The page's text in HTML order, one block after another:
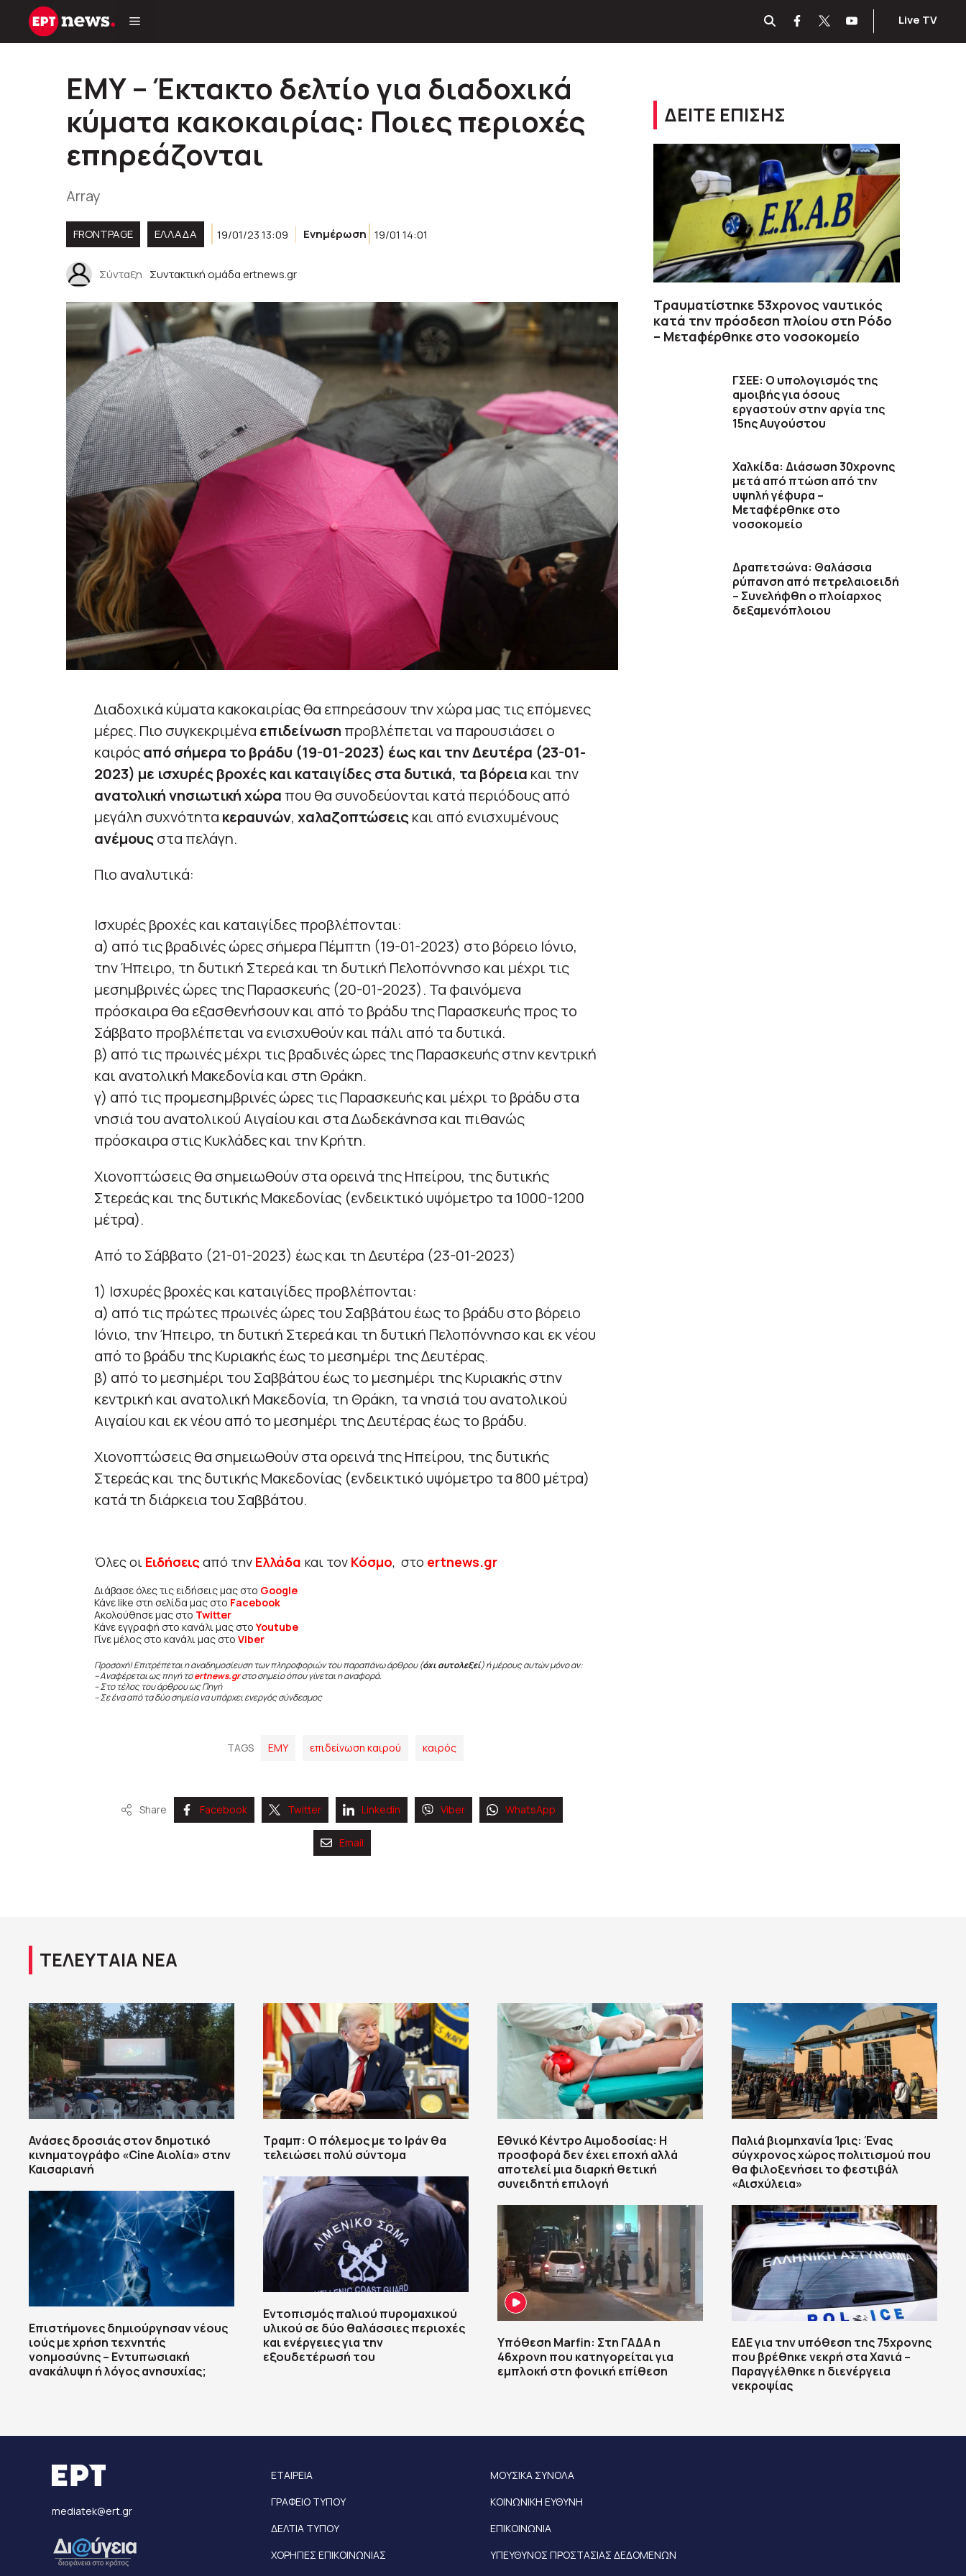
Μετάβαση
Live TV
ΕΜΥ – Έκτακτο δελτίο για διαδοχικά
κύματα κακοκαιρίας: Ποιες περιοχές
επηρεάζονται
Array
FRONTPAGE ΕΛΛΑΔΑ 19/01/23 13:09 Ενημέρωση 19/01 14:01
Σύνταξη Συντακτική ομάδα ertnews.gr
Διαδοχικά κύματα κακοκαιρίας θα επηρεάσουν την χώρα μας τις επόμενες
μέρες. Πιο συγκεκριμένα επιδείνωση προβλέπεται να παρουσιάσει ο
καιρόςαπό σήμερα το βράδυ (19-01-2023) έως και την Δευτέρα (23-01-
2023) με ισχυρές βροχές και καταιγίδες στα δυτικά, τα βόρεια και την
ανατολική νησιωτική χώρα που θα συνοδεύονται κατά περιόδους από
μεγάλη συχνότητα κεραυνών, χαλαζοπτώσειςκαι από ενισχυμένους
ανέμουςστα πελάγη.
Πιο αναλυτικά:
Ισχυρές βροχές και καταιγίδες προβλέπονται:
α) από τις βραδινές ώρες σήμερα Πέμπτη (19-01-2023) στο βόρειο Ιόνιο,
την Ήπειρο, τη δυτική Στερεά και τη δυτική Πελοπόννησο και μέχρι τις
μεσημβρινές ώρες της Παρασκευής (20-01-2023). Τα φαινόμενα
πρόσκαιρα θα εξασθενήσουν και από το βράδυ της Παρασκευής προς το
Σάββατο προβλέπεται να ενισχυθούν και πάλι από τα δυτικά.
β) από τις πρωινές μέχρι τις βραδινές ώρες της Παρασκευής στην κεντρική
και ανατολική Μακεδονία και στη Θράκη.
γ) από τις προμεσημβρινές ώρες τις Παρασκευής και μέχρι το βράδυ στα
νησιά του ανατολικού Αιγαίου και στα Δωδεκάνησα και πιθανώς
πρόσκαιρα στις Κυκλάδες και την Κρήτη.
Χιονοπτώσεις θα σημειωθούν στα ορεινά της Ηπείρου, της δυτικής
Στερεάς και της δυτικής Μακεδονίας (ενδεικτικό υψόμετρο τα 1000-1200
μέτρα).
Από το Σάββατο (21-01-2023) έως και τη Δευτέρα (23-01-2023)
1) Ισχυρές βροχές και καταιγίδες προβλέπονται:
α) από τις πρώτες πρωινές ώρες του Σαββάτου έως το βράδυ στο βόρειο
Ιόνιο, την Ήπειρο, τη δυτική Στερεά και τη δυτική Πελοπόννησο και εκ νέου
από το βράδυ της Κυριακής έως το μεσημέρι της Δευτέρας.
β) από το μεσημέρι του Σαββάτου έως το μεσημέρι της Κυριακής στην
κεντρική και ανατολική Μακεδονία, τη Θράκη, τα νησιά του ανατολικού
Αιγαίου και εκ νέου από το μεσημέρι της Δευτέρας έως το βράδυ.
Χιονοπτώσεις θα σημειωθούν στα ορεινά της Ηπείρου, της δυτικής
Στερεάς και της δυτικής Μακεδονίας (ενδεικτικό υψόμετρο τα 800 μέτρα)
κατά τη διάρκεια του Σαββάτου.
Όλες οι Ειδήσεις από την Ελλάδα και τον Κόσμο, στο ertnews.gr
Διάβασε όλες τις ειδήσεις μας στο Google
Κάνε like στη σελίδα μας στο Facebook
Ακολούθησε μας στο Twitter
Κάνε εγγραφή στο κανάλι μας στοYoutube
Γίνε μέλος στο κανάλι μας στο Viber
Προσοχή! Επιτρέπεται η αναδημοσίευση των πληροφοριών του παραπάνω άρθρου (όχι αυτολεξεί) ή μέρους αυτών μόνο αν:
– Αναφέρεται ως πηγή τοertnews.gr στο σημείο όπου γίνεται η αναφορά.
– Στο τέλος του άρθρου ως Πηγή
– Σε ένα από τα δύο σημεία να υπάρχει ενεργός σύνδεσμος
TAGS ΕΜΥ επιδείνωση καιρού καιρός
Share Facebook Twitter Linkedin Viber WhatsApp
Email
ΔΕΙΤΕ ΕΠΙΣΗΣ
Τραυματίστηκε 53χρονος ναυτικός
κατά την πρόσδεση πλοίου στη Ρόδο
– Μεταφέρθηκε στο νοσοκομείο
ΓΣΕΕ: Ο υπολογισμός της
αμοιβής για όσους
εργαστούν στην αργία της
15ης Αυγούστου
Χαλκίδα: Διάσωση 30χρονης
μετά από πτώση από την
υψηλή γέφυρα –
Μεταφέρθηκε στο
νοσοκομείο
Δραπετσώνα: Θαλάσσια
ρύπανση από πετρελαιοειδή
– Συνελήφθη ο πλοίαρχος
δεξαμενόπλοιου
ΤΕΛΕΥΤΑΙΑ ΝΕΑ
Ανάσες δροσιάς στον δημοτικό
κινηματογράφο «Cine Αιολία» στην
Καισαριανή
Επιστήμονες δημιούργησαν νέους
ιούς με χρήση τεχνητής
νοημοσύνης – Εντυπωσιακή
ανακάλυψη ή λόγος ανησυχίας;
Τραμπ: Ο πόλεμος με το Ιράν θα
τελειώσει πολύ σύντομα
Εντοπισμός παλιού πυρομαχικού
υλικού σε δύο θαλάσσιες περιοχές
και ενέργειες για την
εξουδετέρωσή του
Εθνικό Κέντρο Αιμοδοσίας: H
προσφορά δεν έχει εποχή αλλά
αποτελεί μια διαρκή θετική
συνειδητή επιλογή
Υπόθεση Marfin: Στη ΓΑΔΑ η
46χρονη που κατηγορείται για
εμπλοκή στη φονική επίθεση
Παλιά βιομηχανία Ίρις: Ένας
σύγχρονος χώρος πολιτισμού που
θα φιλοξενήσει το φεστιβάλ
«Αισχύλεια»
ΕΔΕ για την υπόθεση της 75χρονης
που βρέθηκε νεκρή στα Χανιά –
Παραγγέλθηκε η διενέργεια
νεκροψίας
mediatek@ert.gr
ΕΤΑΙΡΕΙΑ
ΓΡΑΦΕΙΟ ΤΥΠΟΥ
ΔΕΛΤΙΑ ΤΥΠΟΥ
ΧΟΡΗΓΙΕΣ ΕΠΙΚΟΙΝΩΝΙΑΣ
ΜΟΥΣΙΚΑ ΣΥΝΟΛΑ
ΚΟΙΝΩΝΙΚΗ ΕΥΘΥΝΗ
ΕΠΙΚΟΙΝΩΝΙΑ
ΥΠΕΥΘΥΝΟΣ ΠΡΟΣΤΑΣΙΑΣ ΔΕΔΟΜΕΝΩΝ